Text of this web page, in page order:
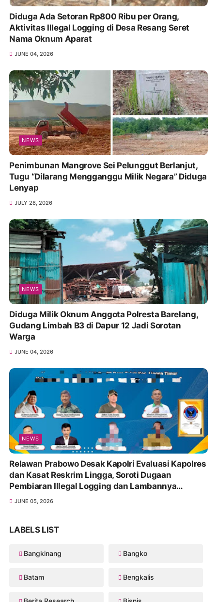
Diduga Ada Setoran Rp800 Ribu per Orang,
Aktivitas Illegal Logging di Desa Resang Seret
Nama Oknum Aparat
JUNE 04, 2026
NEWS
Penimbunan Mangrove Sei Pelunggut Berlanjut,
Tugu “Dilarang Mengganggu Milik Negara” Diduga
Lenyap
JULY 28, 2026
NEWS
Diduga Milik Oknum Anggota Polresta Barelang,
Gudang Limbah B3 di Dapur 12 Jadi Sorotan
Warga
JUNE 04, 2026
NEWS
Relawan Prabowo Desak Kapolri Evaluasi Kapolres
dan Kasat Reskrim Lingga, Soroti Dugaan
Pembiaran Illegal Logging dan Lambannya
Penanganan Korupsi
JUNE 05, 2026
LABELS LIST
Bangkinang Bangko
Batam Bengkalis